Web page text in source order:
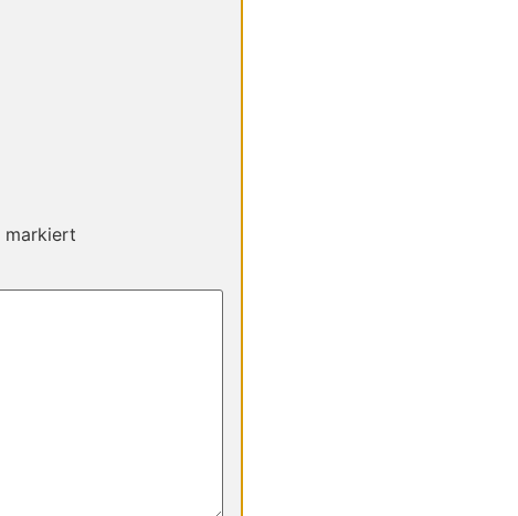
markiert